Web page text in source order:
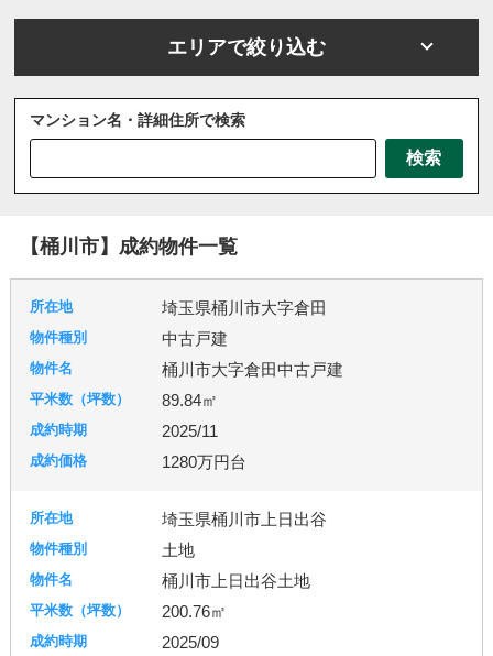
エリアで絞り込む
三郷市
八潮市
北本市 吉川市 和光市
宮代町
杉戸町
東松山市 松伏町
蕨市
上里町 伊奈町
日高市
鶴ヶ島市 加須市
羽生市
幸手市 北葛飾郡 富士見市
台東区 東京都北区 足立区
千葉市 流山市
秦野市 厚木市
マンション名・詳細住所で検索
検索
【桶川市】成約物件一覧
埼玉県桶川市大字倉田
中古戸建
桶川市大字倉田中古戸建
89.84㎡
2025/11
1280万円台
埼玉県桶川市上日出谷
土地
桶川市上日出谷土地
200.76㎡
2025/09